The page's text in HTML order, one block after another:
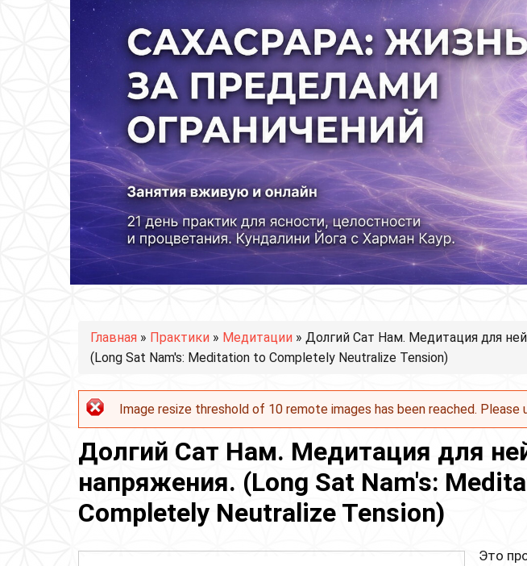
Вы здесь
Главная » Практики » Медитации » Долгий Сат Нам. Медитация для
(Long Sat Nam's: Meditation to Completely Neutralize Tension)
Сообщение об ошибке
Image resize threshold of 10 remote images has been reached. Please
Долгий Сат Нам. Медитация для
напряжения. (Long Sat Nam's:
Completely Neutralize Tension)
Это